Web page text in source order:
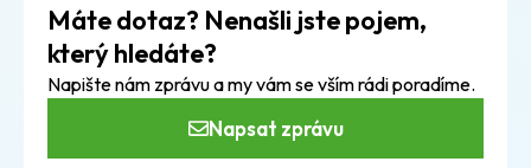
Máte dotaz? Nenašli jste pojem,
který hledáte?
Napište nám zprávu a my vám se vším rádi poradíme.
Napsat zprávu